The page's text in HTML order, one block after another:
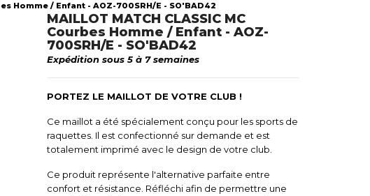
ET GOLF
CONTACT
Homme / Enfant - AOZ-700SRH/E - SO'BAD42
MAILLOT MATCH CLASSIC MC
Courbes Homme / Enfant - AOZ-
700SRH/E - SO'BAD42
Expédition sous 5 à 7 semaines
PORTEZ LE MAILLOT DE VOTRE CLUB !
Ce maillot a été spécialement conçu pour les sports de
raquettes. Il est confectionné sur demande et est
totalement imprimé avec le design de votre club.
Ce produit représente l'alternative parfaite entre
confort et résistance. Réfléchi afin de permettre une